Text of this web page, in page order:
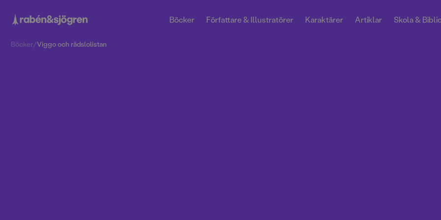
Böcker Författare & Illustratörer Karaktärer Artiklar Skola &
Böcker/Viggo och rädslolistan